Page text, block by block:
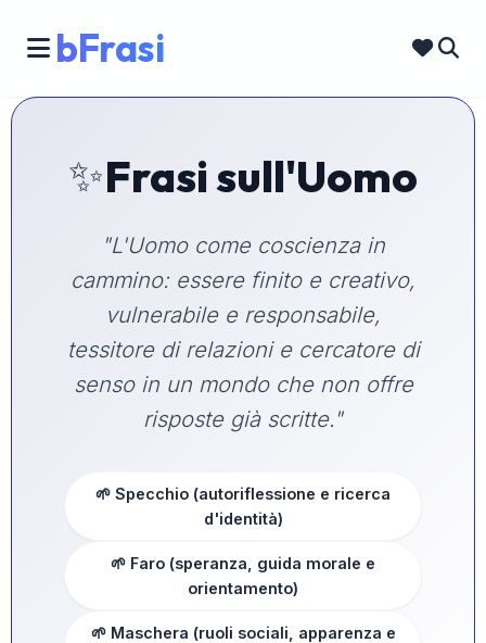
bFrasi
✨Frasi sull'Uomo
"L'Uomo come coscienza in
cammino: essere finito e creativo,
vulnerabile e responsabile,
tessitore di relazioni e cercatore di
senso in un mondo che non offre
risposte già scritte."
🌱 Specchio (autoriflessione e ricerca
d'identità)
🌱 Faro (speranza, guida morale e
orientamento)
🌱 Maschera (ruoli sociali, apparenza e